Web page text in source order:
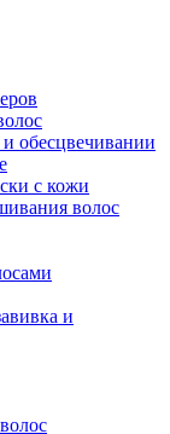
обесцвечивании
с кожи
волос
и